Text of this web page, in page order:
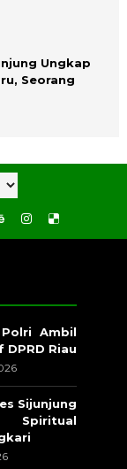
Ungkap
Seorang
Ambil
DPRD Riau
Sijunjung